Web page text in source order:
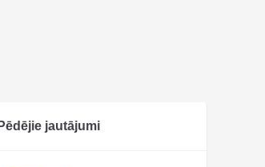
Pēdējie jautājumi